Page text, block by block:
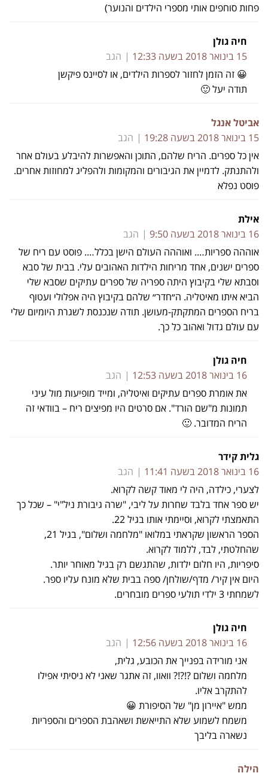
פחות סוחפים אותי מספרי הילדים והנוער)
חיה גולן
15 בינואר 2018 בשעה 12:33
הגב
😀 זה הזמן לחזור לספרות הילדים, או לסיינס פיקשן
תודה יעל 🙂
אביטל אנגל
15 בינואר 2018 בשעה 19:28
הגב
אין כל ספרים. הריח שלהם, התוכן והאפשרות להיבלע בעולם אחר
ולהתנתק. לדמיין את הגיבורים והמקומות ולהפליג למחוזות אחרים.
פוסט נפלא
אילת
16 בינואר 2018 בשעה 9:50
הגב
אוההה ספריות…. ואוההה העולם הישן בכלל…. פוסט עם ריח של
ספרים ישנים, אחד מריחות הילדות האהובים עלי. בבית של סבא
וסבתא שלי בקיבוץ היתה ספריה של ספרים עתיקים שסבא שלי
הביא איתו מאיטליה. ה״חדר״ שלהם בקיבוץ היה אפלולי ועטוף
בריח הספרים המתקתק-מעושן. תודה שנכנסת לשגרת היומיום שלי
עם עולם גדול ואהוב כל כך.
חיה גולן
16 בינואר 2018 בשעה 12:53
הגב
את אומרת ספרים עתיקים ואיטליה, ומייד מופיעות מול עיני
תמונות מ"שם הורד". אם סרטים היו מפיצים ריח – בוודאי זה
הריח המדובר. 🙂
גלית קידר
16 בינואר 2018 בשעה 11:41
הגב
לצערי, כילדה, היה לי מאוד קשה לקרוא.
יש ספר אחד בלבד שחרות על ליבי, "שרה גיבורת ניל"י" – שכל כך
התאמצתי לקרוא, וסיימתי אותו בגיל 22.
הספר הראשון שקראתי במלואו "מלחמה ושלום", בגיל 21,
שהחלטתי, לבד, ללמוד לקרוא.
סיפריות, היו חלום ילדות, שהתגשם רק בגיל מאוחר יותר.
היום אין קיר/ מדף/שולחן/ ספה בבית שלא מונח עליו ספר.
לשמחתי 3 ילדי תולעי ספרים מובחרים.
חיה גולן
16 בינואר 2018 בשעה 12:56
הגב
אני מורידה בפנייך את הכובע, גלית,
מלחמה ושלום ?!?!? וואוו, זה אתגר שאני לא ניסיתי אפילו
להתקרב אליו.
ממש "איירון מן" של הסיפורת 😀
משמח לשמוע שלא התייאשת ושאהבת הספרים והספריות
נשארה בליבך
הילה